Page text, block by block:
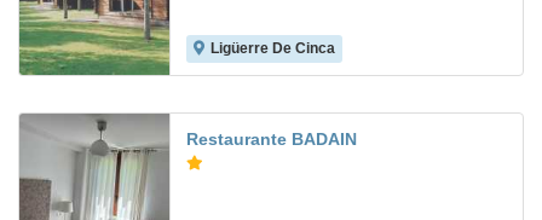
Ligüerre De Cinca
Restaurante BADAIN